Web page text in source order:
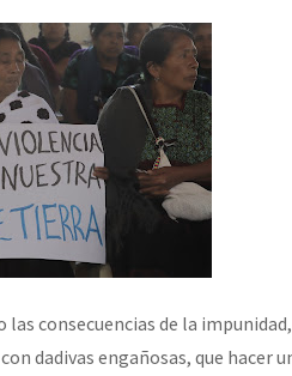
las consecuencias de la
dadivas engañosas, que hacer